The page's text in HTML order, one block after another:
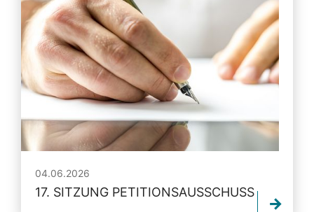
04.06.2026
17. SITZUNG PETITIONSAUSSCHUSS